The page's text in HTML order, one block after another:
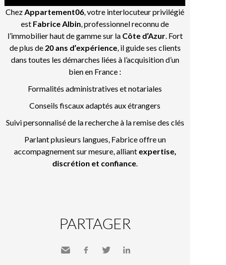
ChezAppartement06, votre interlocuteur privilégié
est Fabrice Albin, professionnel reconnu de
l’immobilier haut de gamme sur la Côte d’Azur. Fort
de plus de 20 ans d’expérience, il guide ses clients
dans toutes les démarches liées à l’acquisition d’un
bien en France :
Formalités administratives et notariales
Conseils fiscaux adaptés aux étrangers
Suivi personnalisé de la recherche à la remise des clés
Parlant plusieurs langues, Fabrice offre un
accompagnement sur mesure, alliant expertise,
discrétion et confiance.
PARTAGER